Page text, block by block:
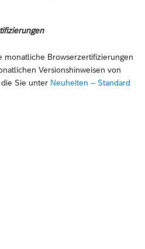
monatliche Browserzertifizierungen
Versionshinweisen von
Sie unter Neuheiten – Standard